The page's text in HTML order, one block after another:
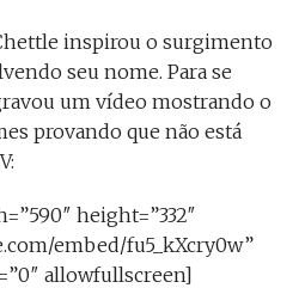
inspirou o surgimento
seu nome. Para se
um vídeo mostrando o
provando que não está
height=”332″
embed/fu5_kXcry0w”
allowfullscreen]